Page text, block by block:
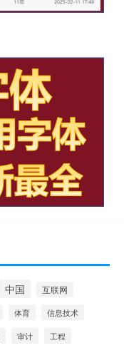
中国
互联网
体育 信息技术
审计 工程